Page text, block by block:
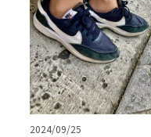
2024/09/25